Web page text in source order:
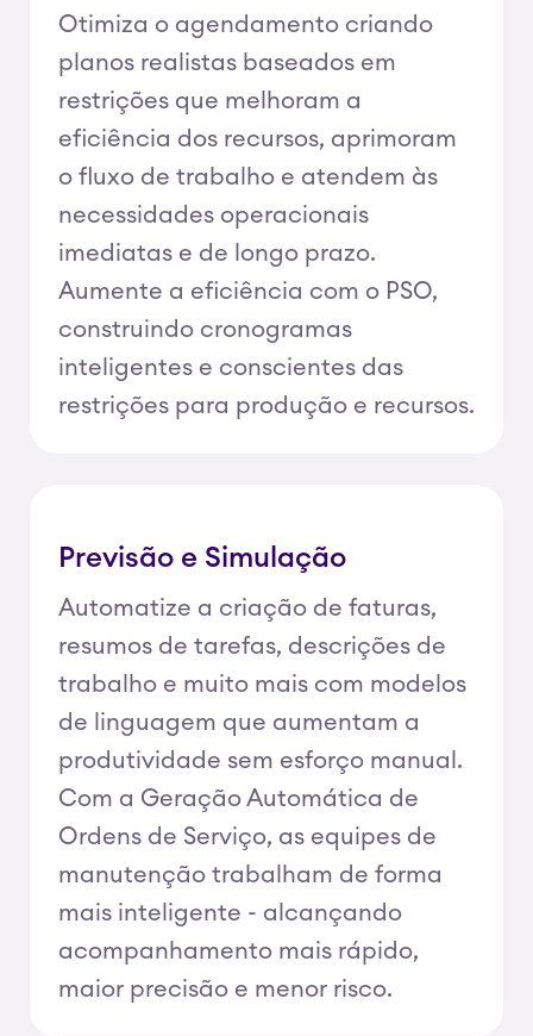
Otimiza o agendamento criando
planos realistas baseados em
restrições que melhoram a
eficiência dos recursos, aprimoram
o fluxo de trabalho e atendem às
necessidades operacionais
imediatas e de longo prazo.
Aumente a eficiência com o PSO,
construindo cronogramas
inteligentes e conscientes das
restrições para produção e recursos.
Previsão e Simulação
Automatize a criação de faturas,
resumos de tarefas, descrições de
trabalho e muito mais com modelos
de linguagem que aumentam a
produtividade sem esforço manual.
Com a Geração Automática de
Ordens de Serviço, as equipes de
manutenção trabalham de forma
mais inteligente - alcançando
acompanhamento mais rápido,
maior precisão e menor risco.